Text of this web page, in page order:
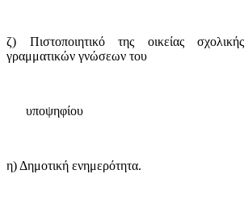
ζ) Πιστοποιητικό της οικείας
γραμματικών γνώσεων του
υποψηφίου
η) Δημοτική ενημερότητα.